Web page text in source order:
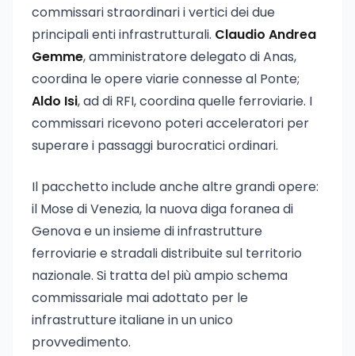
commissari straordinari i vertici dei due
principali enti infrastrutturali. Claudio Andrea
Gemme, amministratore delegato di Anas,
coordina le opere viarie connesse al Ponte;
Aldo Isi, ad di RFI, coordina quelle ferroviarie. I
commissari ricevono poteri acceleratori per
superare i passaggi burocratici ordinari.
Il pacchetto include anche altre grandi opere:
il Mose di Venezia, la nuova diga foranea di
Genova e un insieme di infrastrutture
ferroviarie e stradali distribuite sul territorio
nazionale. Si tratta del più ampio schema
commissariale mai adottato per le
infrastrutture italiane in un unico
provvedimento.